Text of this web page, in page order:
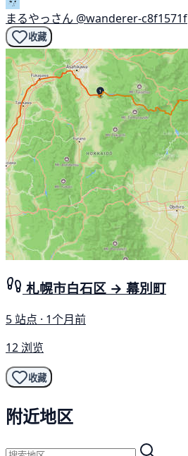
まるやっさん @wanderer-c8f1571f
收藏
札幌市白石区 → 幕別町
5 站点 · 1个月前
12 浏览
收藏
附近地区